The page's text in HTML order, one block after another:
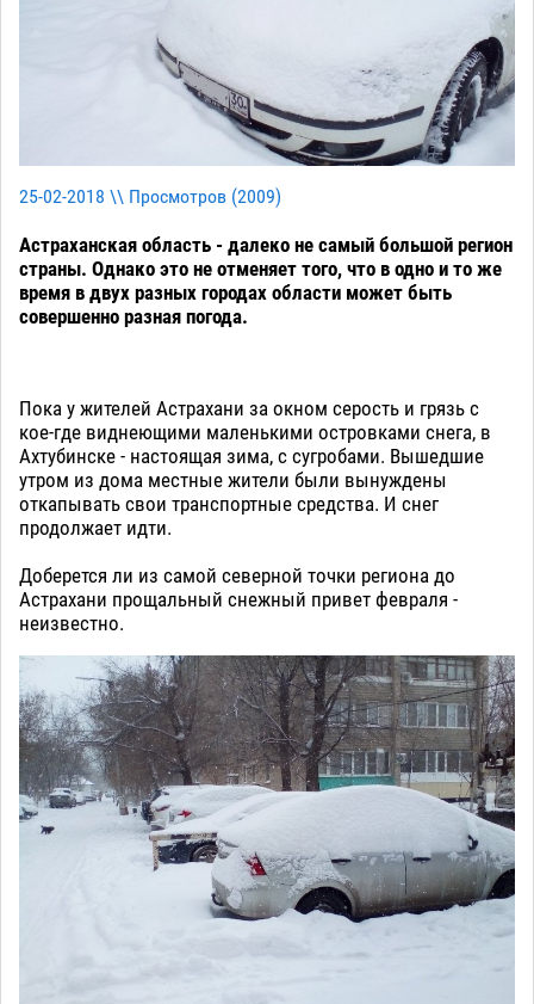
25-02-2018 \\ Просмотров (2009)
Астраханская область - далеко не самый большой регион
страны. Однако это не отменяет того, что в одно и то же
время в двух разных городах области может быть
совершенно разная погода.
Пока у жителей Астрахани за окном серость и грязь с
кое-где виднеющими маленькими островками снега, в
Ахтубинске - настоящая зима, с сугробами. Вышедшие
утром из дома местные жители были вынуждены
откапывать свои транспортные средства. И снег
продолжает идти.
Доберется ли из самой северной точки региона до
Астрахани прощальный снежный привет февраля -
неизвестно.